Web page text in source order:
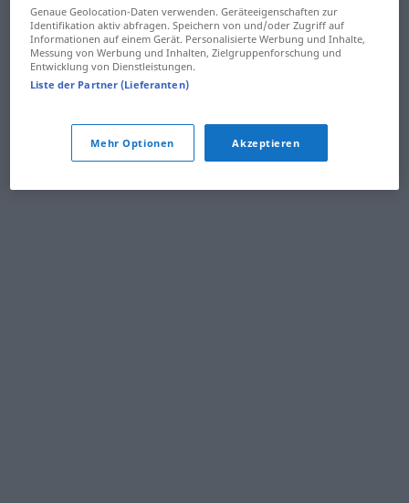
Genaue Geolocation-Daten verwenden. Geräteeigenschaften zur
Identifikation aktiv abfragen. Speichern von und/oder Zugriff auf
Informationen auf einem Gerät. Personalisierte Werbung und Inhalte,
Messung von Werbung und Inhalten, Zielgruppenforschung und
Entwicklung von Dienstleistungen.
Liste der Partner (Lieferanten)
Mehr Optionen Akzeptieren